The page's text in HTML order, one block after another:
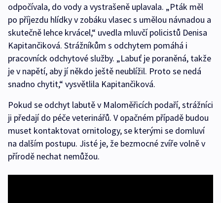
odpočívala, do vody a vystrašeně uplavala. „Pták měl
po příjezdu hlídky v zobáku vlasec s umělou návnadou a
skutečně lehce krvácel,“ uvedla mluvčí policistů Denisa
Kapitančiková. Strážníkům s odchytem pomáhá i
pracovníck odchytové služby. „Labuť je poraněná, takže
je v napětí, aby jí někdo ještě neublížil. Proto se nedá
snadno chytit,“ vysvětlila Kapitančiková.
Pokud se odchyt labutě v Maloměřicích podaří, strážníci
ji předají do péče veterinářů. V opačném případě budou
muset kontaktovat ornitology, se kterými se domluví
na dalším postupu. Jisté je, že bezmocné zvíře volně v
přírodě nechat nemůžou.